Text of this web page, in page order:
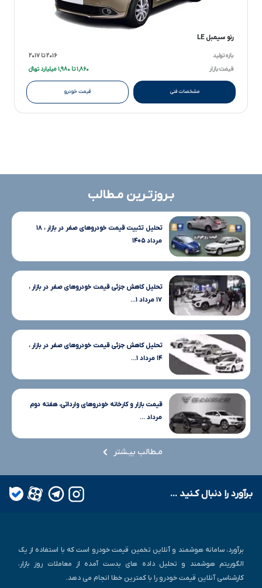
رنو سیمبل LE
بازه تولید
۲۰۱۶ تا ۲۰۱۷
قیمت بازار
۱,۸۶۰ تا ۱,۹۸۰ میلیارد تومانءءء
مشخصات فنی قیمت خودرو
بـروزتـرین مـطالب
تحلیل تثبیت قیمت خودروهای صفر در بازار ، ۱۸
مرداد ۱۴۰۵
تحلیل کاهش جزئی قیمت خودروهای صفر در بازار ،
۱۷ مرداد ۱...
تحلیل کاهش جزئی قیمت خودروهای صفر در بازار ،
۱۴ مرداد ۱...
قیمت بازار و کارخانه خودروهای وارداتی، هفته دوم
مرداد ...
مـطالب بیـشتر
بـرآورد را دنبال کـنید ...
برآورد، سامانه هوشمند و آنلاین تخمین قیمت خودرو است که با استفاده از یک
الگوریتم هوشمند و تحلیل داده های بدست آمده از معاملات روز بازار،
کارشناسی آنلاین قیمت خودرو را با کمترین خطا انجام می دهد.